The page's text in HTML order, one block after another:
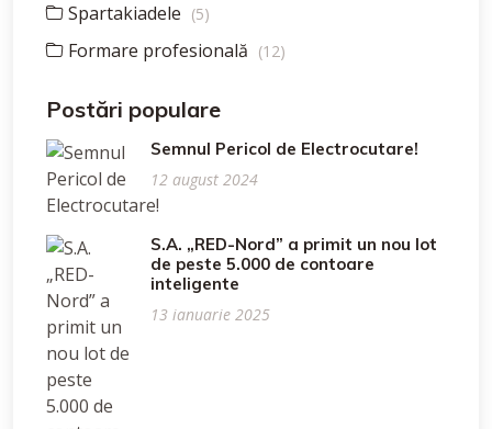
Spartakiadele (5)
Formare profesională (12)
Postări populare
Semnul Pericol de Electrocutare!
12 august 2024
S.A. „RED-Nord” a primit un nou lot
de peste 5.000 de contoare
inteligente
13 ianuarie 2025